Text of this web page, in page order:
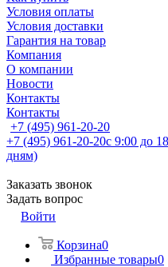
Условия оплаты
Условия доставки
Гарантия на товар
Компания
О компании
Новости
Контакты
Контакты
+7 (495) 961-20-20
+7 (495) 961-20-20с 9:00 до
дням)
Заказать звонок
Задать вопрос
Войти
Корзина0
Избранные товары0